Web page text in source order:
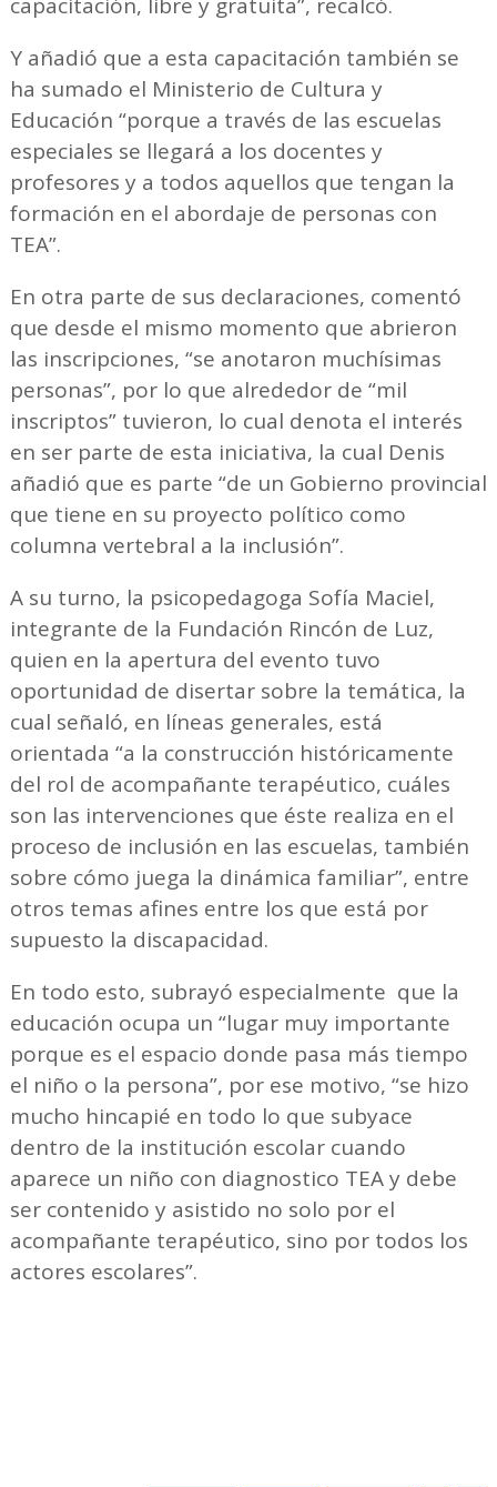
capacitación, libre y gratuita”, recalcó.
Y añadió que a esta capacitación también se
ha sumado el Ministerio de Cultura y
Educación “porque a través de las escuelas
especiales se llegará a los docentes y
profesores y a todos aquellos que tengan la
formación en el abordaje de personas con
TEA”.
En otra parte de sus declaraciones, comentó
que desde el mismo momento que abrieron
las inscripciones, “se anotaron muchísimas
personas”, por lo que alrededor de “mil
inscriptos” tuvieron, lo cual denota el interés
en ser parte de esta iniciativa, la cual Denis
añadió que es parte “de un Gobierno provincial
que tiene en su proyecto político como
columna vertebral a la inclusión”.
A su turno, la psicopedagoga Sofía Maciel,
integrante de la Fundación Rincón de Luz,
quien en la apertura del evento tuvo
oportunidad de disertar sobre la temática, la
cual señaló, en líneas generales, está
orientada “a la construcción históricamente
del rol de acompañante terapéutico, cuáles
son las intervenciones que éste realiza en el
proceso de inclusión en las escuelas, también
sobre cómo juega la dinámica familiar”, entre
otros temas afines entre los que está por
supuesto la discapacidad.
En todo esto, subrayó especialmente que la
educación ocupa un “lugar muy importante
porque es el espacio donde pasa más tiempo
el niño o la persona”, por ese motivo, “se hizo
mucho hincapié en todo lo que subyace
dentro de la institución escolar cuando
aparece un niño con diagnostico TEA y debe
ser contenido y asistido no solo por el
acompañante terapéutico, sino por todos los
actores escolares”.